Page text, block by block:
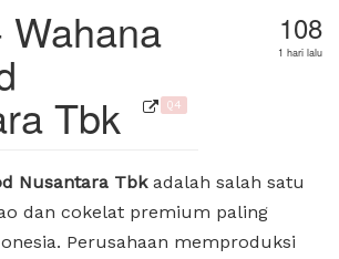
Wahana
Tbk Q4
108
1 hari lalu
Nusantara Tbkadalah salah satu
dan cokelat premium paling
Perusahaan memproduksi